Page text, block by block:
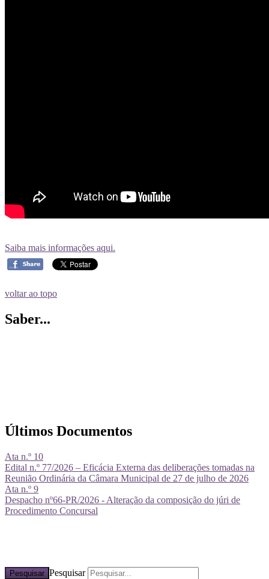
Saiba mais informações aqui.
voltar ao topo
Saber...
Últimos Documentos
Ata n.º 10
Edital n.º 77/2026 – Eficácia Externa das deliberações tomadas na
Reunião Ordinária da Câmara Municipal de 27 de julho de 2026
Ata n.º 9
Despacho nº66-PR/2026 - Alteração da composição do júri de
Procedimento Concursal
Pesquisar Pesquisar